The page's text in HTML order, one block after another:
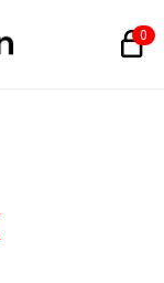
0